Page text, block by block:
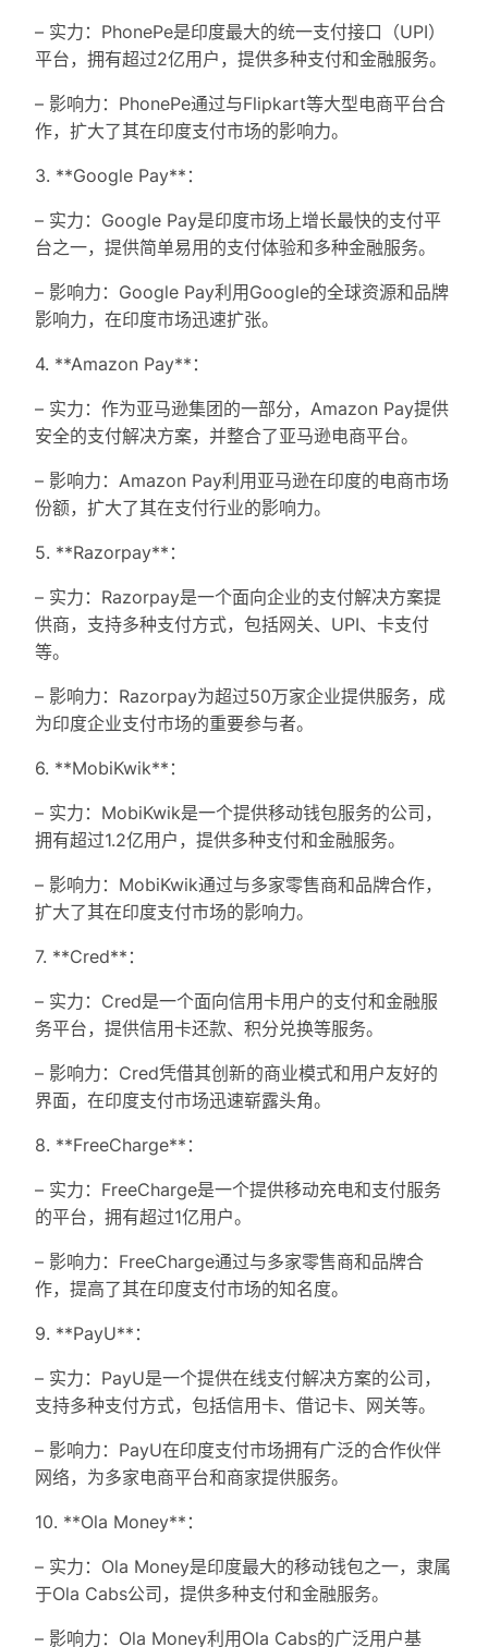
– 实力：PhonePe是印度最大的统一支付接口（UPI）
平台，拥有超过2亿用户，提供多种支付和金融服务。
– 影响力：PhonePe通过与Flipkart等大型电商平台合
作，扩大了其在印度支付市场的影响力。
3. **Google Pay**：
– 实力：Google Pay是印度市场上增长最快的支付平
台之一，提供简单易用的支付体验和多种金融服务。
– 影响力：Google Pay利用Google的全球资源和品牌
影响力，在印度市场迅速扩张。
4. **Amazon Pay**：
– 实力：作为亚马逊集团的一部分，Amazon Pay提供
安全的支付解决方案，并整合了亚马逊电商平台。
– 影响力：Amazon Pay利用亚马逊在印度的电商市场
份额，扩大了其在支付行业的影响力。
5. **Razorpay**：
– 实力：Razorpay是一个面向企业的支付解决方案提
供商，支持多种支付方式，包括网关、UPI、卡支付
等。
– 影响力：Razorpay为超过50万家企业提供服务，成
为印度企业支付市场的重要参与者。
6. **MobiKwik**：
– 实力：MobiKwik是一个提供移动钱包服务的公司，
拥有超过1.2亿用户，提供多种支付和金融服务。
– 影响力：MobiKwik通过与多家零售商和品牌合作，
扩大了其在印度支付市场的影响力。
7. **Cred**：
– 实力：Cred是一个面向信用卡用户的支付和金融服
务平台，提供信用卡还款、积分兑换等服务。
– 影响力：Cred凭借其创新的商业模式和用户友好的
界面，在印度支付市场迅速崭露头角。
8. **FreeCharge**：
– 实力：FreeCharge是一个提供移动充电和支付服务
的平台，拥有超过1亿用户。
– 影响力：FreeCharge通过与多家零售商和品牌合
作，提高了其在印度支付市场的知名度。
9. **PayU**：
– 实力：PayU是一个提供在线支付解决方案的公司，
支持多种支付方式，包括信用卡、借记卡、网关等。
– 影响力：PayU在印度支付市场拥有广泛的合作伙伴
网络，为多家电商平台和商家提供服务。
10. **Ola Money**：
– 实力：Ola Money是印度最大的移动钱包之一，隶属
于Ola Cabs公司，提供多种支付和金融服务。
– 影响力：Ola Money利用Ola Cabs的广泛用户基